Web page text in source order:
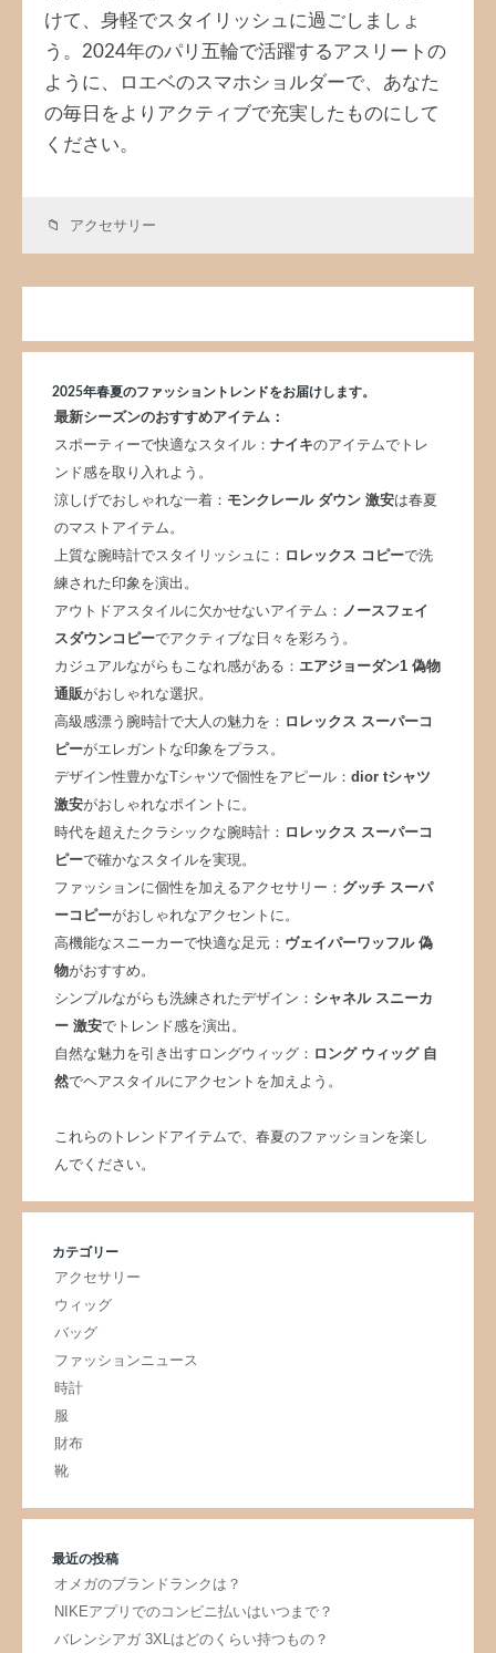
けて、身軽でスタイリッシュに過ごしましょ
う。2024年のパリ五輪で活躍するアスリートの
ように、ロエベのスマホショルダーで、あなた
の毎日をよりアクティブで充実したものにして
ください。
アクセサリー
2025年春夏のファッショントレンドをお届けします。
最新シーズンのおすすめアイテム：
スポーティーで快適なスタイル： ナイキのアイテムでトレ
ンド感を取り入れよう。
涼しげでおしゃれな一着： モンクレール ダウン 激安は春夏
のマストアイテム。
上質な腕時計でスタイリッシュに： ロレックス コピーで洗
練された印象を演出。
アウトドアスタイルに欠かせないアイテム： ノースフェイ
スダウンコピーでアクティブな日々を彩ろう。
カジュアルながらもこなれ感がある： エアジョーダン1 偽物
通販がおしゃれな選択。
高級感漂う腕時計で大人の魅力を： ロレックス スーパーコ
ピーがエレガントな印象をプラス。
デザイン性豊かなTシャツで個性をアピール： dior tシャツ
激安がおしゃれなポイントに。
時代を超えたクラシックな腕時計： ロレックス スーパーコ
ピーで確かなスタイルを実現。
ファッションに個性を加えるアクセサリー： グッチ スーパ
ーコピーがおしゃれなアクセントに。
高機能なスニーカーで快適な足元： ヴェイパーワッフル 偽
物がおすすめ。
シンプルながらも洗練されたデザイン： シャネル スニーカ
ー 激安でトレンド感を演出。
自然な魅力を引き出すロングウィッグ： ロング ウィッグ 自
然でヘアスタイルにアクセントを加えよう。
これらのトレンドアイテムで、春夏のファッションを楽し
んでください。
カテゴリー
アクセサリー
ウィッグ
バッグ
ファッションニュース
時計
服
財布
靴
最近の投稿
オメガのブランドランクは？
NIKEアプリでのコンビニ払いはいつまで？
バレンシアガ 3XLはどのくらい持つもの？